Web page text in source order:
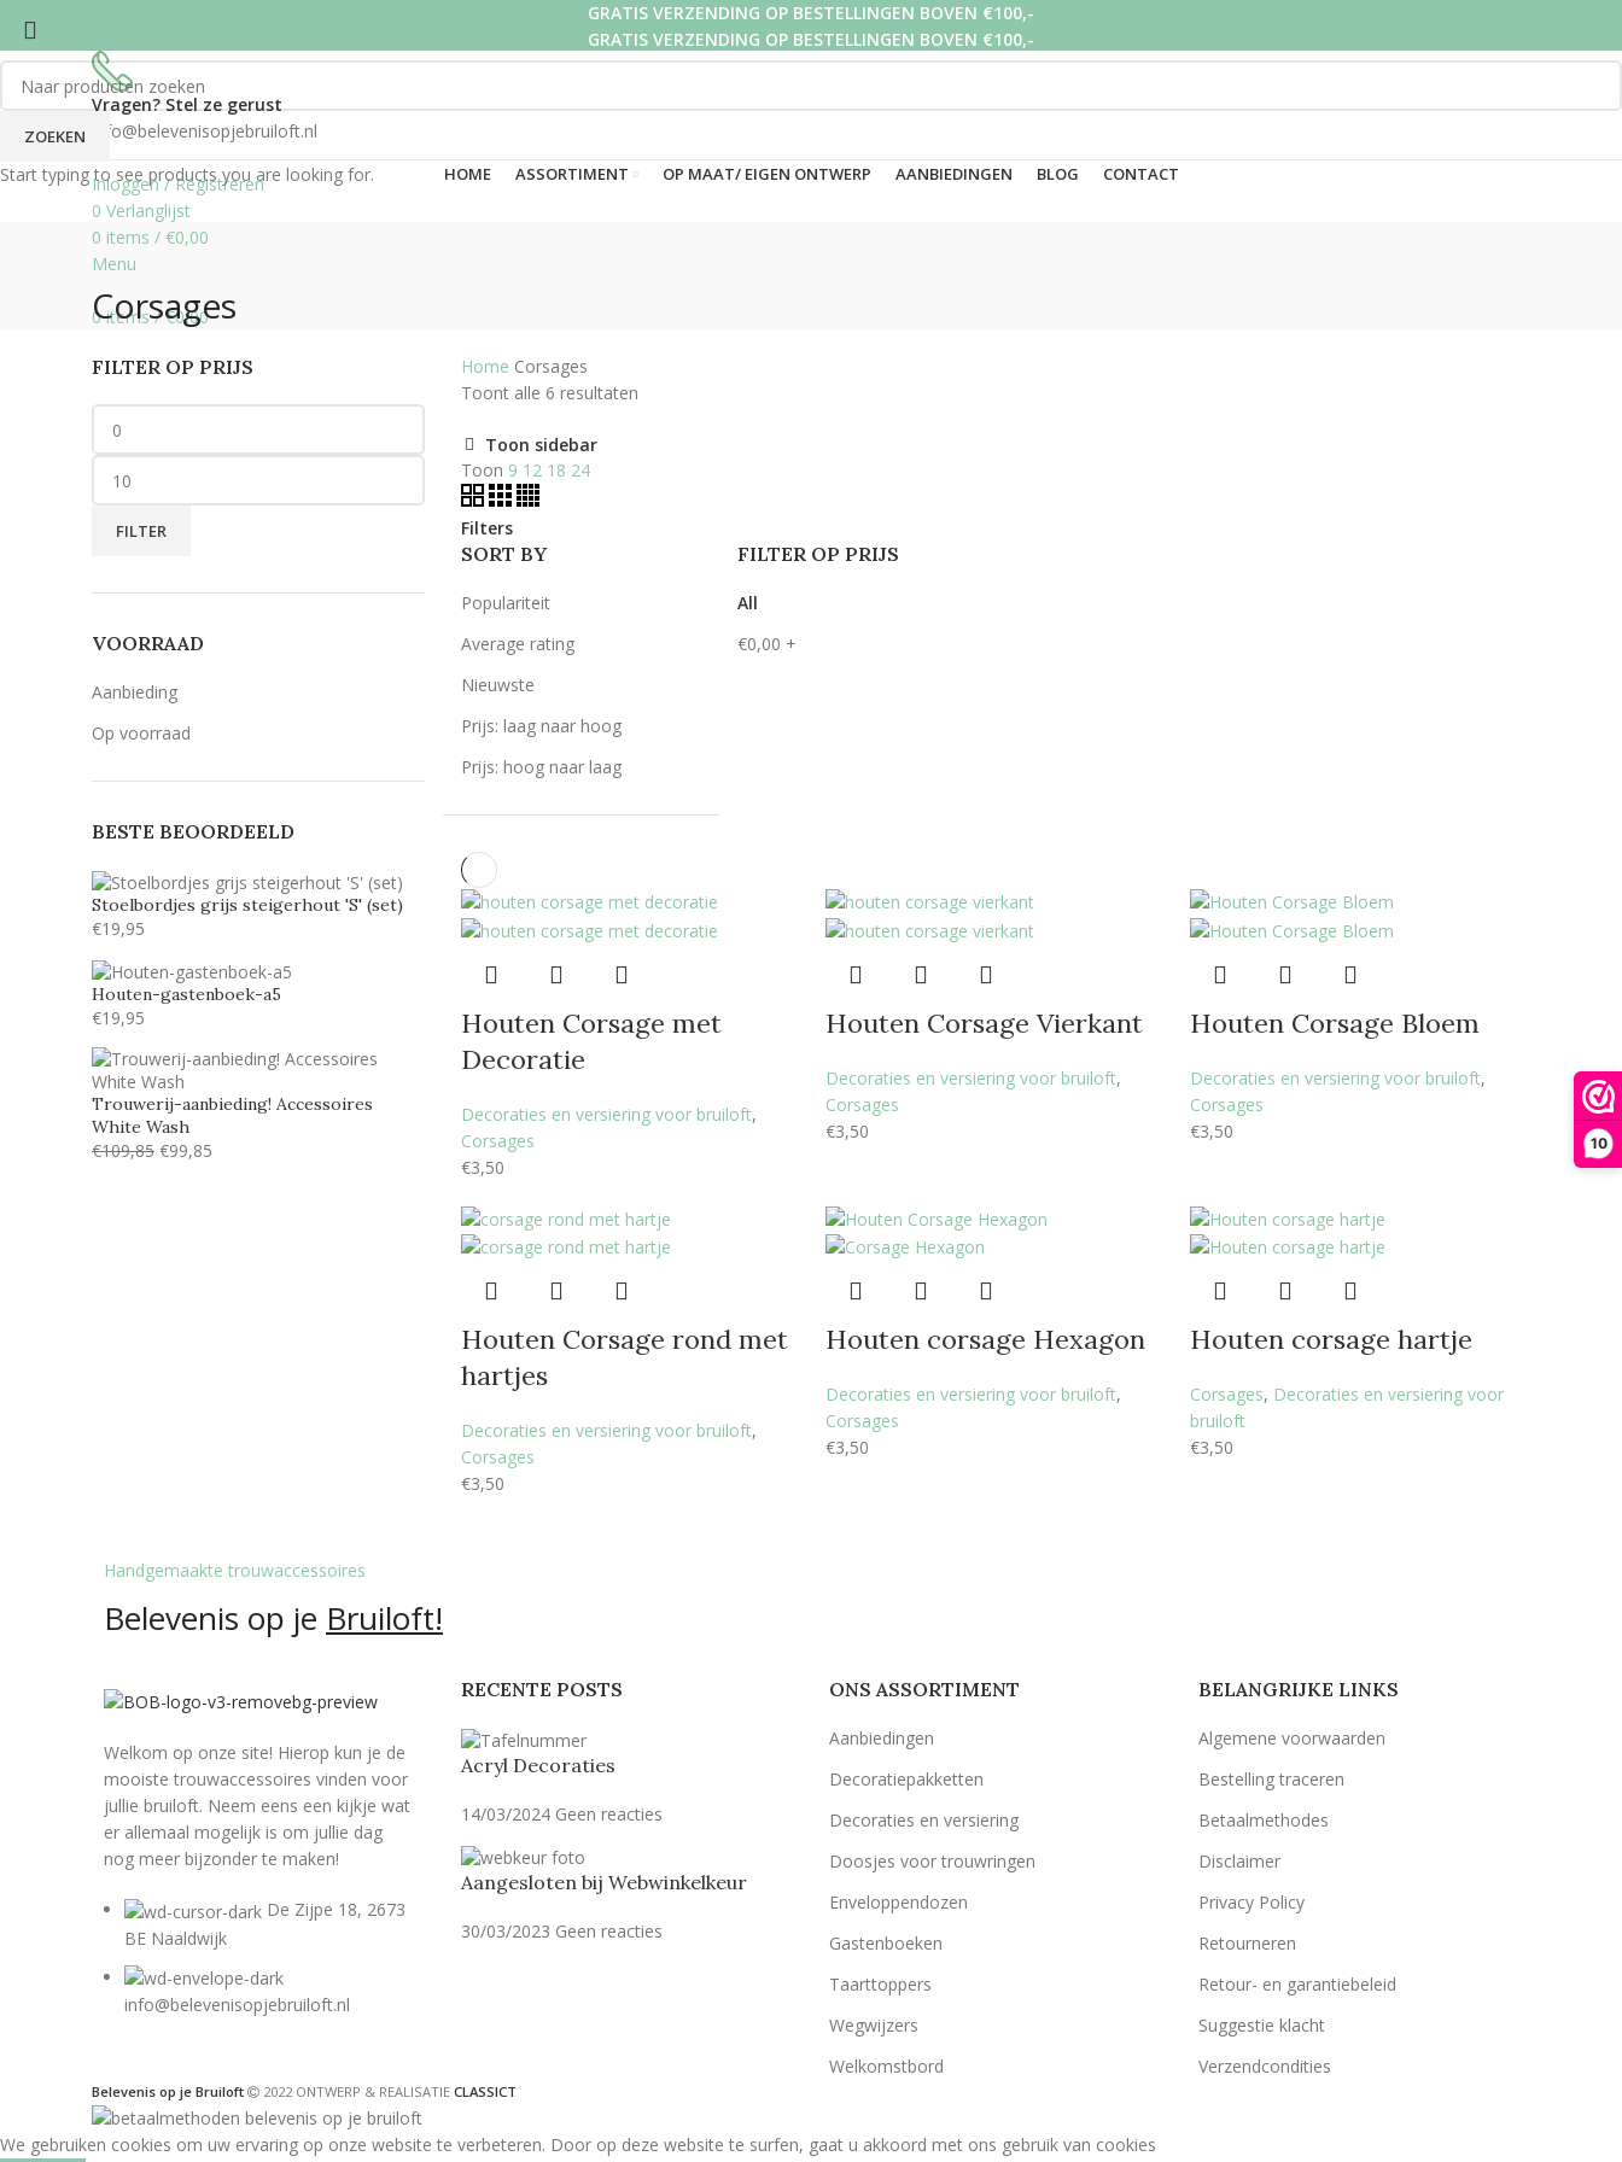
10
GRATIS VERZENDING OP BESTELLINGEN BOVEN €100,-
GRATIS VERZENDING OP BESTELLINGEN BOVEN €100,-
GRATIS VERZENDING OP BESTELLINGEN BOVEN €100,-
Vragen? Stel ze gerust
info@belevenisopjebruiloft.nl
Inloggen / Registreren
0 Verlanglijst
0 items / €0,00
Menu
0items / €0,00
HOME ASSORTIMENT OP MAAT/ EIGEN ONTWERP AANBIEDINGEN BLOG CONTACT
Corsages
FILTER OP PRIJS
FILTER
VOORRAAD
Aanbieding
Op voorraad
BESTE BEOORDEELD
Stoelbordjes grijs steigerhout 'S' (set)
€19,95
Houten-gastenboek-a5
€19,95
Trouwerij-aanbieding! Accessoires
White Wash
€109,85 €99,85
Home Corsages
Toont alle 6 resultaten
Toon sidebar
Toon 9 12 18 24
Filters
SORT BY
Populariteit
Average rating
Nieuwste
Prijs: laag naar hoog
Prijs: hoog naar laag
FILTER OP PRIJS
All
€0,00 +
Houten Corsage met
Decoratie
Decoraties en versiering voor bruiloft,
Corsages
€3,50
Houten Corsage Vierkant
Decoraties en versiering voor bruiloft,
Corsages
€3,50
Houten Corsage Bloem
Decoraties en versiering voor bruiloft,
Corsages
€3,50
Houten Corsage rond met
hartjes
Decoraties en versiering voor bruiloft,
Corsages
€3,50
Houten corsage Hexagon
Decoraties en versiering voor bruiloft,
Corsages
€3,50
Houten corsage hartje
Corsages, Decoraties en versiering voor
bruiloft
€3,50
Handgemaakte trouwaccessoires
Belevenis op je Bruiloft!
Welkom op onze site! Hierop kun je de
mooiste trouwaccessoires vinden voor
jullie bruiloft. Neem eens een kijkje wat
er allemaal mogelijk is om jullie dag
nog meer bijzonder te maken!
De Zijpe 18, 2673
BE Naaldwijk
info@belevenisopjebruiloft.nl
RECENTE POSTS
Acryl Decoraties
14/03/2024 Geen reacties
Aangesloten bij Webwinkelkeur
30/03/2023 Geen reacties
ONS ASSORTIMENT
Aanbiedingen
Decoratiepakketten
Decoraties en versiering
Doosjes voor trouwringen
Enveloppendozen
Gastenboeken
Taarttoppers
Wegwijzers
Welkomstbord
BELANGRIJKE LINKS
Algemene voorwaarden
Bestelling traceren
Betaalmethodes
Disclaimer
Privacy Policy
Retourneren
Retour- en garantiebeleid
Suggestie klacht
Verzendcondities
Belevenis op je Bruiloft 2022 ONTWERP & REALISATIE CLASSICT
We gebruiken cookies om uw ervaring op onze website te verbeteren. Door op deze website te surfen, gaat u akkoord met ons gebruik van cookies
ZOEKEN
Start typing to see products you are looking for.